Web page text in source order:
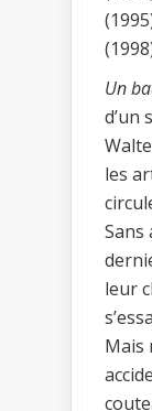
Un
d’un
les
Sans
leur
Mais